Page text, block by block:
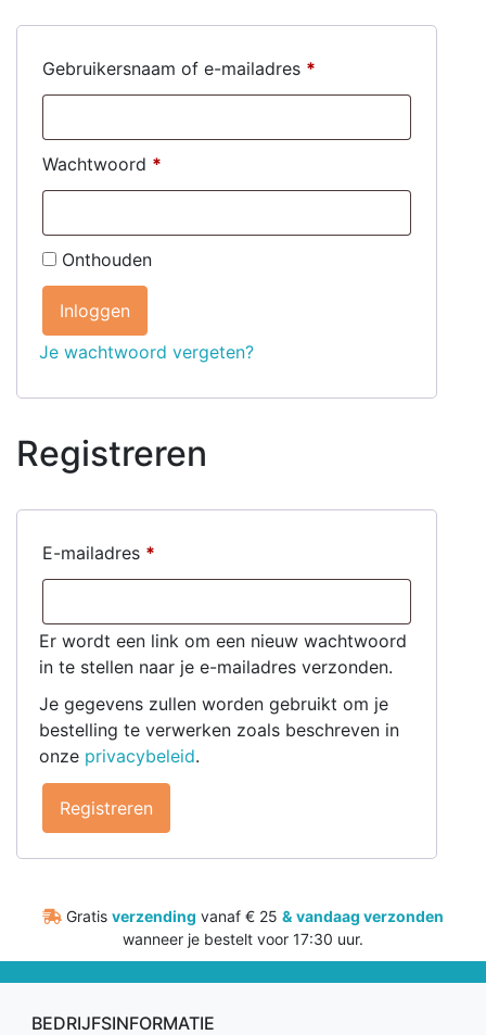
Gebruikersnaam of e-mailadres *
Wachtwoord *
Onthouden
Inloggen
Je wachtwoord vergeten?
Registreren
E-mailadres *
Er wordt een link om een nieuw wachtwoord
in te stellen naar je e-mailadres verzonden.
Je gegevens zullen worden gebruikt om je
bestelling te verwerken zoals beschreven in
onze privacybeleid.
Registreren
Gratis verzending vanaf € 25 & vandaag verzonden
wanneer je bestelt voor 17:30 uur.
BEDRIJFSINFORMATIE